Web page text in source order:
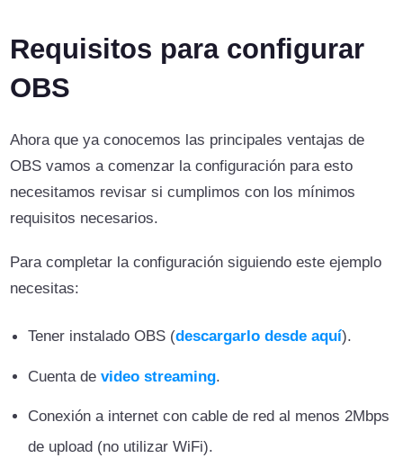
Requisitos para configurar
OBS
Ahora que ya conocemos las principales ventajas de
OBS vamos a comenzar la configuración para esto
necesitamos revisar si cumplimos con los mínimos
requisitos necesarios.
Para completar la configuración siguiendo este ejemplo
necesitas:
Tener instalado OBS (descargarlo desde aquí).
Cuenta de video streaming.
Conexión a internet con cable de red al menos 2Mbps
de upload (no utilizar WiFi).